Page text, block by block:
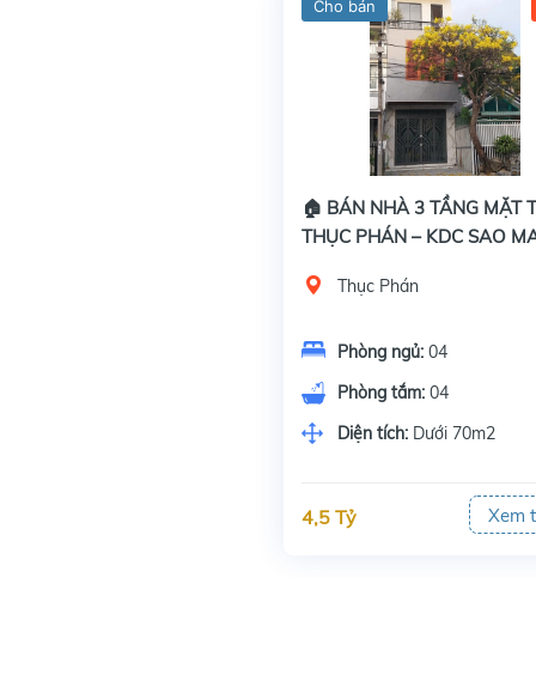
Cho bán
🏠 BÁN NHÀ 3 TẦNG MẶT
THỤC PHÁN – KDC SAO
Thục Phán
Phòng ngủ: 04
Phòng tắm: 04
Diện tích: Dưới 70m2
4,5 Tỷ Xem